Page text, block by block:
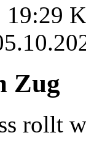
19:29
Zug
rollt